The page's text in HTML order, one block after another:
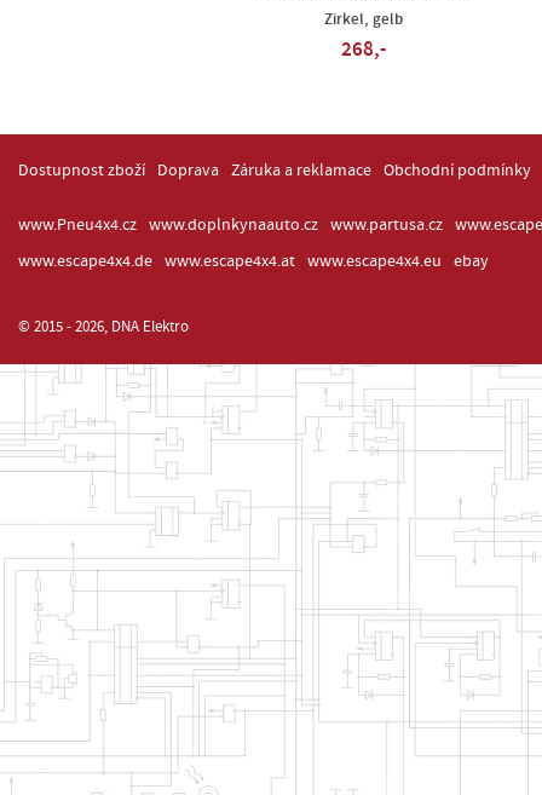
Zirkel, gelb
268,-
Dostupnost zboží Doprava Záruka a reklamace Obchodní podmínky
www.Pneu4x4.cz www.doplnkynaauto.cz www.partusa.cz
www.escape4x4.de
www.escape4x4.at www.escape4x4.eu ebay
© 2015 - 2026, DNA Elektro